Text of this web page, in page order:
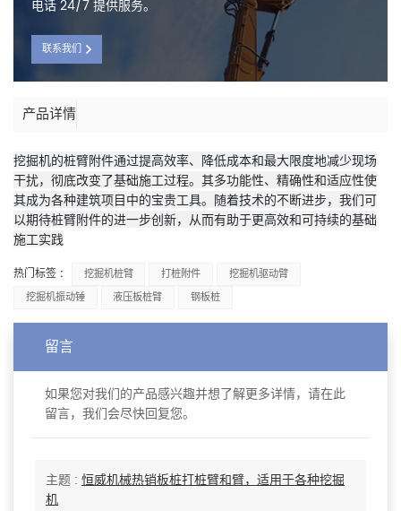
电话 24/7 提供服务。
联系我们
产品详情
挖掘机的桩臂附件通过提高效率、降低成本和最大限度地减少现场
干扰，彻底改变了基础施工过程。其多功能性、精确性和适应性使
其成为各种建筑项目中的宝贵工具。随着技术的不断进步，我们可
以期待桩臂附件的进一步创新，从而有助于更高效和可持续的基础
施工实践
热门标签 : 挖掘机桩臂 打桩附件
挖掘机驱动臂
挖掘机振动锤
液压板桩臂 钢板桩
留言
如果您对我们的产品感兴趣并想了解更多详情，请在此
留言，我们会尽快回复您。
主题 : 恒威机械热销板桩打桩臂和臂，适用于各种挖掘
机